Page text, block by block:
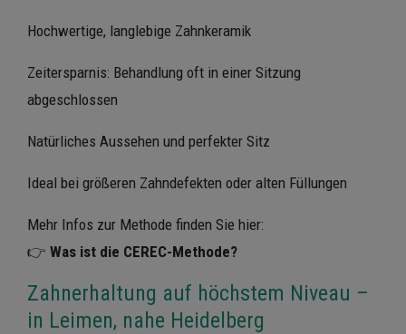
Hochwertige, langlebige Zahnkeramik
Zeitersparnis: Behandlung oft in einer Sitzung
abgeschlossen
Natürliches Aussehen und perfekter Sitz
Ideal bei größeren Zahndefekten oder alten Füllungen
Mehr Infos zur Methode finden Sie hier:
👉 Was ist die CEREC-Methode?
Zahnerhaltung auf höchstem Niveau –
in Leimen, nahe Heidelberg